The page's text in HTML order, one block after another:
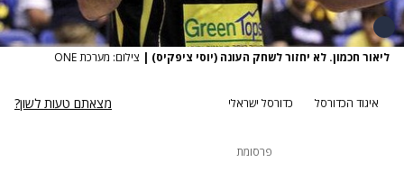
ליאור חכמון. לא יחזור לשחק העונה (יוסי ציפקיס) | צילום: מערכת ONE
איגוד הכדורסל כדורסל ישראלי מצאתם טעות לשון?
פרסומת